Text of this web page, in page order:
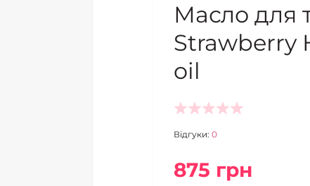
Масло для
Strawberry
oil
Відгуки: 0
875 грн